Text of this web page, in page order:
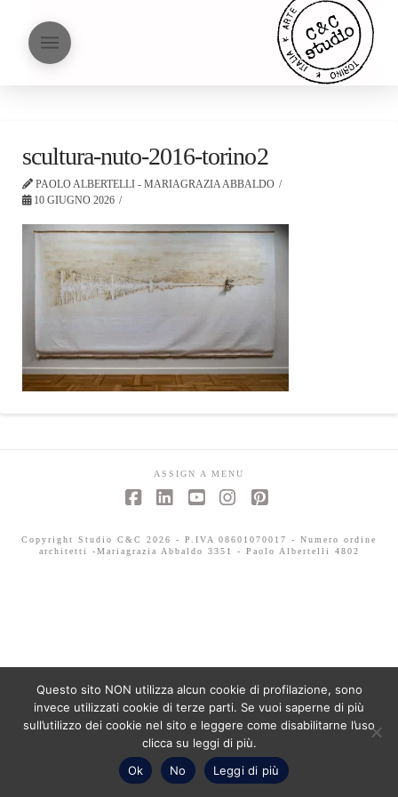
scultura-nuto-2016-torino2
PAOLO ALBERTELLI - MARIAGRAZIA ABBALDO
10 GIUGNO 2026
ASSIGN A MENU
Copyright Studio C&C 2026 - P.IVA 08601070017 - Numero ordine
architetti -Mariagrazia Abbaldo 3351 - Paolo Albertelli 4802
Questo sito NON utilizza alcun cookie di profilazione, sono
invece utilizzati cookie di terze parti. Se vuoi saperne di più
sull’utilizzo dei cookie nel sito e leggere come disabilitarne l’uso
clicca su leggi di più.
Ok
No Leggi di più